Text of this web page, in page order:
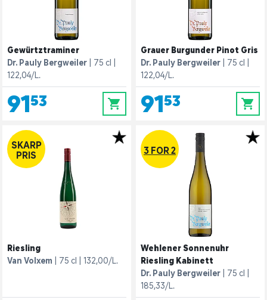
Gewürtztraminer
Dr. Pauly Bergweiler
75 cl
122,04/L.
91,53 0
Grauer Burgunder Pinot Gris
Dr. Pauly Bergweiler
75 cl
122,04/L.
91,53 0
SKARP
PRIS
Riesling
Van Volxem
75 cl 132,00/L.
3 FOR 2
Wehlener Sonnenuhr
Riesling Kabinett
Dr. Pauly Bergweiler
75 cl
185,33/L.